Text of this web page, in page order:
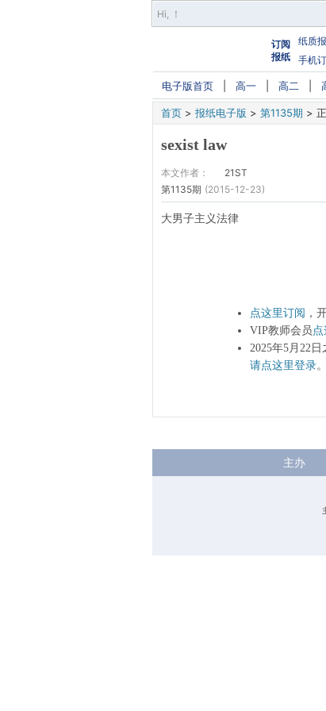
Hi, ！
订阅
报纸
纸质
手机
电子版首页 高一 高二
首页 > 报纸电子版 > 第1135期 >
sexist law
本文作者：
21ST
第1135期 (2015-12-23)
大男子主义法律
点这里订阅 ，
VIP教师会员
2025年5月22
请点这里登录。
主办